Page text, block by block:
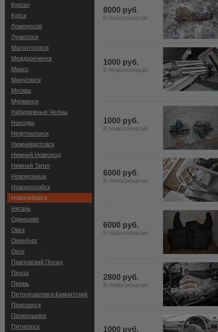
Курган
Курск
Ломоносов
Лучегорск
Магнитогорск
Междуреченск
Миасс
Минусинск
Москва
Мурманск
Набережные Челны
Находка
Нефтеюганск
Нижневартовск
Нижний Новгород
Нижний Тагил
Новокузнецк
Новороссийск
Новосибирск
Нягань
Одинцово
Омск
Оренбург
Орск
Павловский Посад
Пенза
Пермь
Петропавловск-Камчатский
Приозерск
Прокопьевск
Пятигорск
8000 руб.
В Новосибирске
1000 руб.
В Новосибирске
1000 руб.
В Новосибирске
6000 руб.
В Новосибирске
6000 руб.
В Новосибирске
2800 руб.
В Новосибирске
1000 руб.